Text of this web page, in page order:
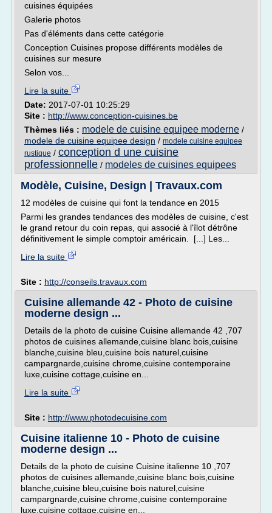
cuisines équipées
Galerie photos
Pas d'éléments dans cette catégorie
Conception Cuisines propose différents modèles de
cuisines sur mesure
Selon vos...
Lire la suite
Date: 2017-07-01 10:25:29
Site : http://www.conception-cuisines.be
Thèmes liés : modele de cuisine equipee moderne /
modele de cuisine equipee design / modele cuisine equipee
rustique / conception d une cuisine
professionnelle / modeles de cuisines equipees
Modèle, Cuisine, Design | Travaux.com
12 modèles de cuisine qui font la tendance en 2015
Parmi les grandes tendances des modèles de cuisine, c'est
le grand retour du coin repas, qui associé à l'îlot détrône
définitivement le simple comptoir américain. [...] Les...
Lire la suite
Site : http://conseils.travaux.com
Cuisine allemande 42 - Photo de cuisine
moderne design ...
Details de la photo de cuisine Cuisine allemande 42 ,707
photos de cuisines allemande,cuisine blanc bois,cuisine
blanche,cuisine bleu,cuisine bois naturel,cuisine
campargnarde,cuisine chrome,cuisine contemporaine
luxe,cuisine cottage,cuisine en...
Lire la suite
Site : http://www.photodecuisine.com
Cuisine italienne 10 - Photo de cuisine
moderne design ...
Details de la photo de cuisine Cuisine italienne 10 ,707
photos de cuisines allemande,cuisine blanc bois,cuisine
blanche,cuisine bleu,cuisine bois naturel,cuisine
campargnarde,cuisine chrome,cuisine contemporaine
luxe,cuisine cottage,cuisine en...